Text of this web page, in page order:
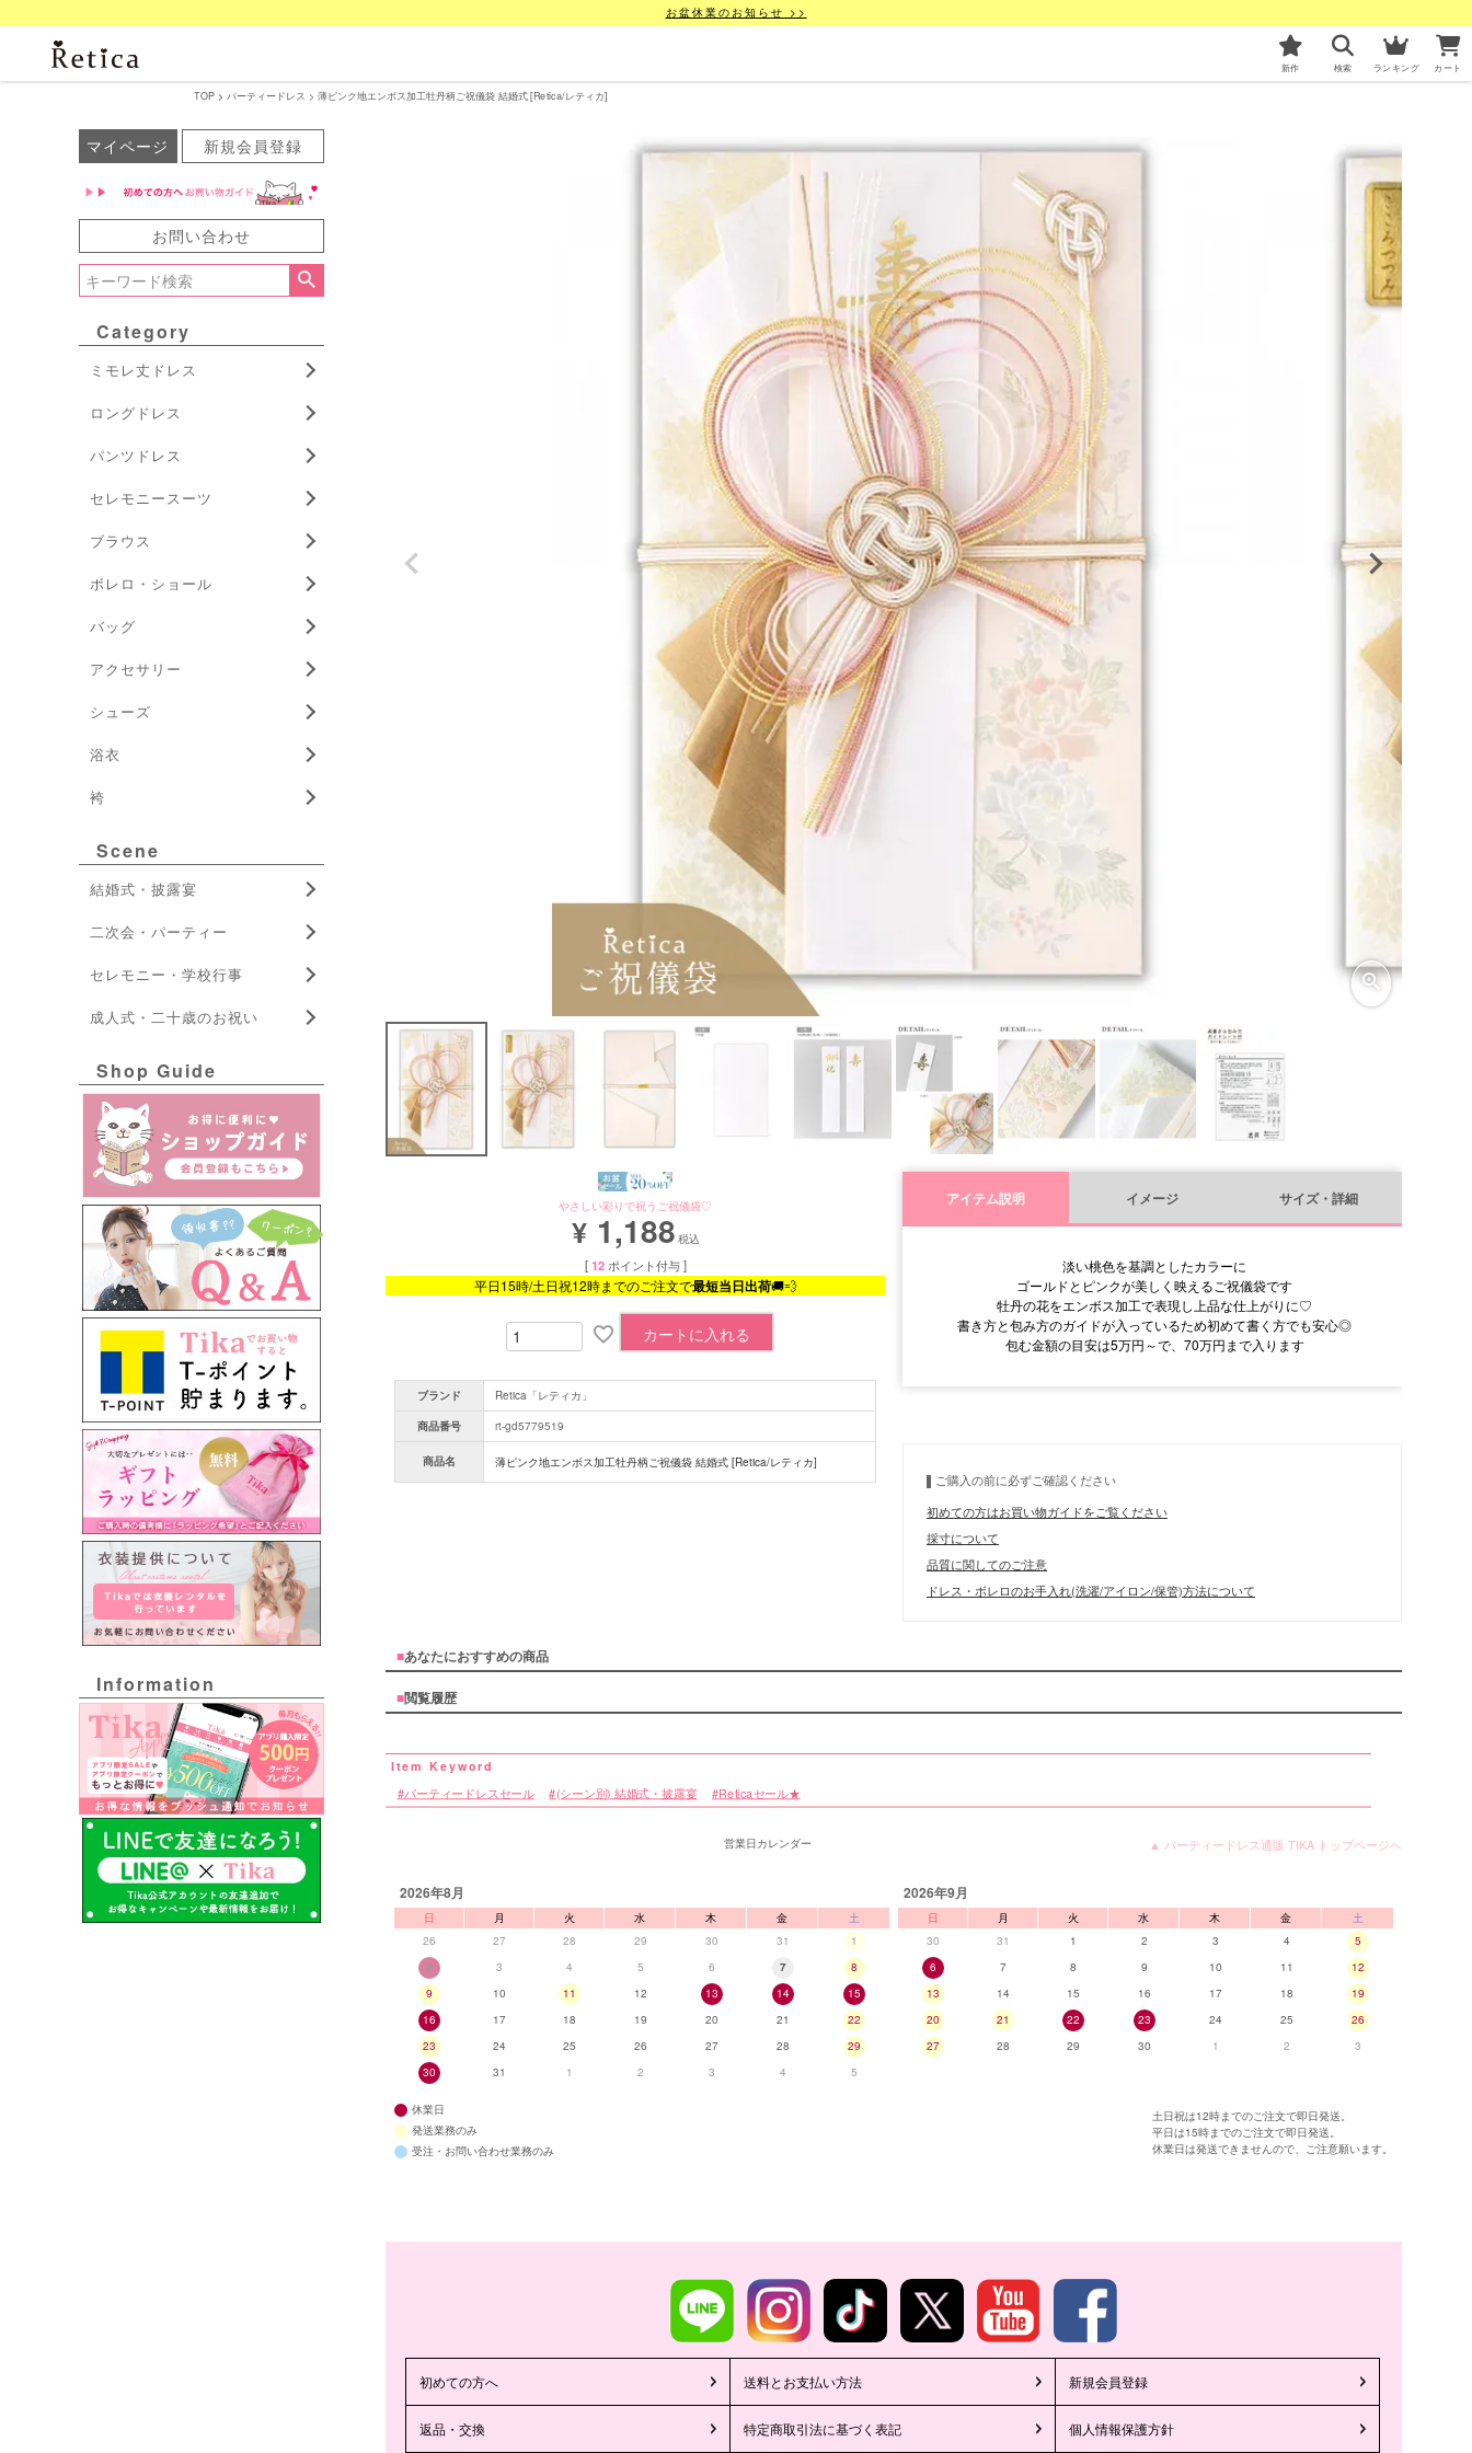
お盆休業のお知らせ >>
新作 検索 ランキング カート
TOP パーティードレス 薄ピンク地エンボス加工牡丹柄ご祝儀袋 結婚式 [Retica/レティカ]
マイページ 新規会員登録
お問い合わせ
Category
ミモレ丈ドレス
ロングドレス
パンツドレス
セレモニースーツ
ブラウス
ボレロ・ショール
バッグ
アクセサリー
シューズ
浴衣
袴
Scene
結婚式・披露宴
二次会・パーティー
セレモニー・学校行事
成人式・二十歳のお祝い
Shop Guide
Information
やさしい彩りで祝うご祝儀袋♡
¥ 1,188 税込
[ 12 ポイント付与 ]
平日15時/土日祝12時までのご注文で最短当日出荷🚚💨
カートに入れる
ブランド
Retica「レティカ」
商品番号
rt-gd5779519
商品名 薄ピンク地エンボス加工牡丹柄ご祝儀袋 結婚式 [Retica/レティカ]
アイテム説明 イメージ サイズ・詳細
淡い桃色を基調としたカラーに
ゴールドとピンクが美しく映えるご祝儀袋です
牡丹の花をエンボス加工で表現し上品な仕上がりに♡
書き方と包み方のガイドが入っているため初めて書く方でも安心◎
包む金額の目安は5万円～で、70万円まで入ります
■注意事項
ご購入の前に必ずご確認ください
初めての方はお買い物ガイドをご覧ください
採寸について
品質に関してのご注意
ドレス・ボレロのお手入れ(洗濯/アイロン/保管)方法について
■あなたにおすすめの商品
■閲覧履歴
パーティードレスセール (シーン別) 結婚式・披露宴 Reticaセール★
▲ パーティードレス通販 TIKA トップページへ
営業日カレンダー
2026年8月
日 月 火 水 木 金
土
26
27 28 29 30 31
1
2
3 4 5 6 7
8
9
10 11 12 13 14
15
16
17 18 19 20 21
22
23
24 25 26 27 28
29
30
31 1 2 3 4 5
2026年9月
日 月 火 水 木 金
土
30
31 1 2 3 4
5
6
7 8 9 10 11
12
13
14 15 16 17 18
19
20
21 22 23 24 25
26
27
28 29 30 1 2 3
休業日
発送業務のみ
受注・お問い合わせ業務のみ
土日祝は12時までのご注文で即日発送。
平日は15時までのご注文で即日発送。
休業日は発送できませんので、ご注意願います。
初めての方へ 送料とお支払い方法 新規会員登録
返品・交換 特定商取引法に基づく表記 個人情報保護方針